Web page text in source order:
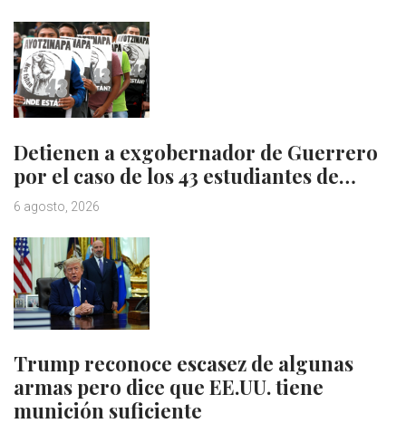
Detienen a exgobernador de Guerrero
por el caso de los 43 estudiantes de…
6 agosto, 2026
Trump reconoce escasez de algunas
armas pero dice que EE.UU. tiene
munición suficiente